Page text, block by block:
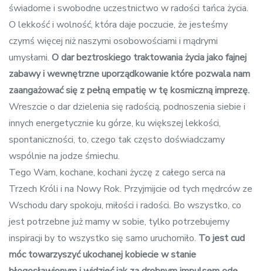
świadome i swobodne uczestnictwo w radości tańca życia.
O lekkość i wolność, która daje poczucie, że jesteśmy
czymś więcej niż naszymi osobowościami i mądrymi
umysłami. O dar beztroskiego traktowania życia jako fajnej
zabawy i wewnętrzne uporządkowanie które pozwala nam
zaangażować się z pełną empatię w tę kosmiczną imprezę.
Wreszcie o dar dzielenia się radością, podnoszenia siebie i
innych energetycznie ku górze, ku większej lekkości,
spontaniczności, to, czego tak często doświadczamy
wspólnie na jodze śmiechu.
Tego Wam, kochane, kochani życzę z całego serca na
Trzech Króli i na Nowy Rok. Przyjmijcie od tych mędrców ze
Wschodu dary spokoju, miłości i radości. Bo wszystko, co
jest potrzebne już mamy w sobie, tylko potrzebujemy
inspiracji by to wszystko się samo uruchomiło. To jest cud
móc towarzyszyć ukochanej kobiecie w stanie